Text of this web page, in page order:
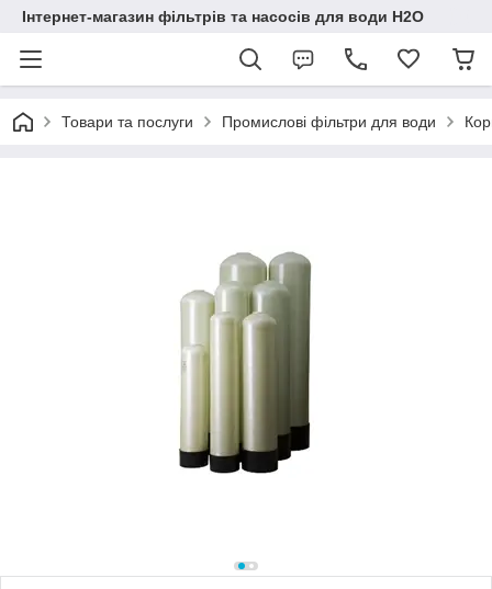
Інтернет-магазин фільтрів та насосів для води H2O
Товари та послуги Промислові фільтри для води